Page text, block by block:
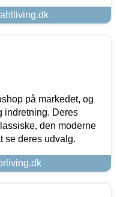
på markedet, og
indretning. Deres
den moderne
se deres udvalg.